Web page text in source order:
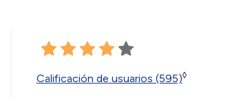
Calificación de usuarios (595)◊